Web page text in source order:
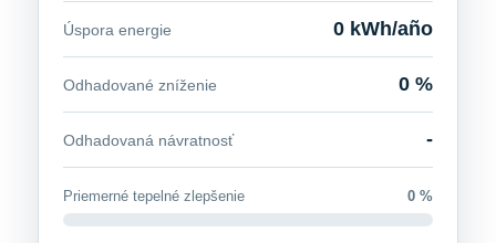
Úspora energie 0 kWh/año
Odhadované zníženie 0 %
Odhadovaná návratnosť -
Priemerné tepelné zlepšenie 0 %